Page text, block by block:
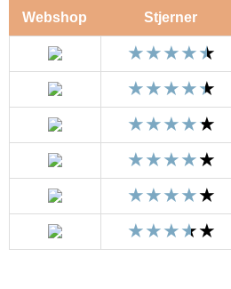
Webshop Stjerner